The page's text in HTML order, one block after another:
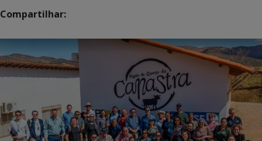
Compartilhar: